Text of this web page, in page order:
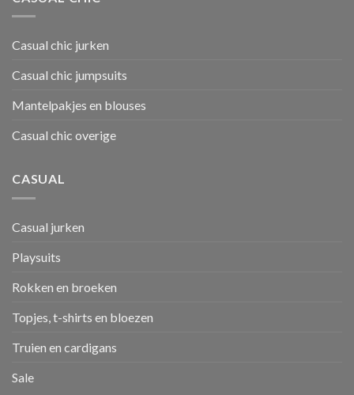
Casual chic jurken
Casual chic jumpsuits
Mantelpakjes en blouses
Casual chic overige
CASUAL
Casual jurken
Playsuits
Rokken en broeken
Topjes, t-shirts en bloezen
Truien en cardigans
Sale